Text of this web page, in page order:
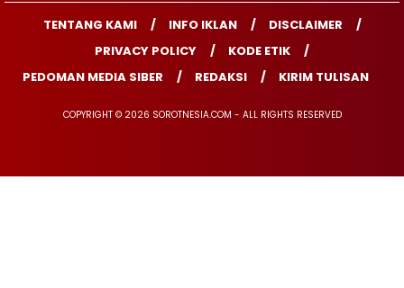
TENTANG KAMI INFO IKLAN
DISCLAIMER
PRIVACY POLICY
KODE ETIK
PEDOMAN MEDIA SIBER
REDAKSI KIRIM TULISAN
COPYRIGHT © 2026 SOROTNESIA.COM - ALL RIGHTS RESERVED